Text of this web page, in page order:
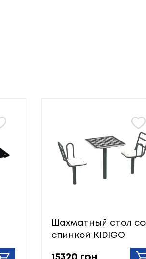
Шахматный стол со
спинкой KIDIGO